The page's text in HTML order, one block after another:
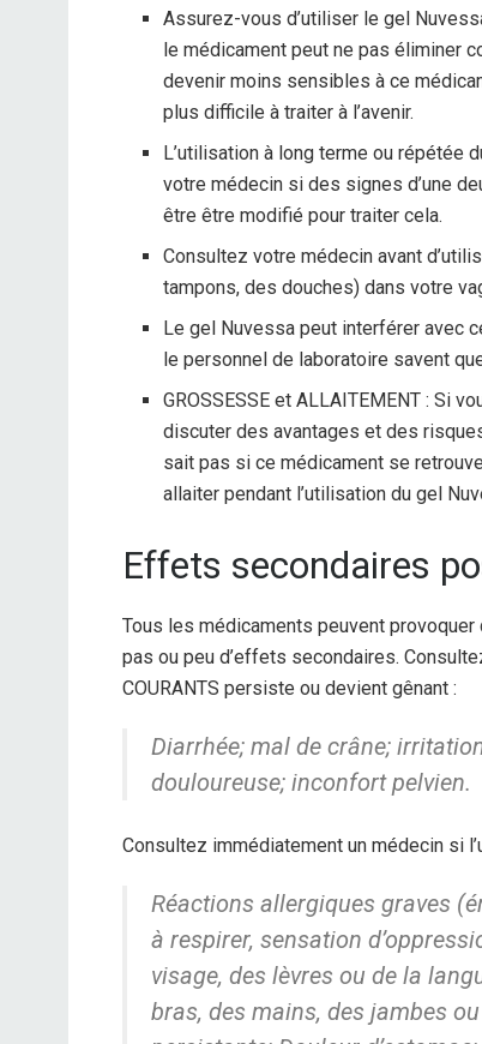
Assurez-vous d’utiliser le gel
le médicament peut ne pas éliminer
devenir moins sensibles à ce
plus difficile à traiter à l’avenir.
L’utilisation à long terme ou répétée
votre médecin si des signes d’une
être être modifié pour traiter cela.
Consultez votre médecin avant
tampons, des douches) dans votre
Le gel Nuvessa peut interférer avec
le personnel de laboratoire savent
GROSSESSE et ALLAITEMENT : Si
discuter des avantages et des
sait pas si ce médicament se
allaiter pendant l’utilisation du gel
Effets secondaires
Tous les médicaments peuvent
pas ou peu d’effets secondaires.
COURANTS persiste ou devient gênant :
Diarrhée; mal de crâne;
douloureuse; inconfort pelvien.
Consultez immédiatement un médecin si
Réactions allergiques graves
à respirer, sensation
visage, des lèvres ou de la
bras, des mains, des jambes